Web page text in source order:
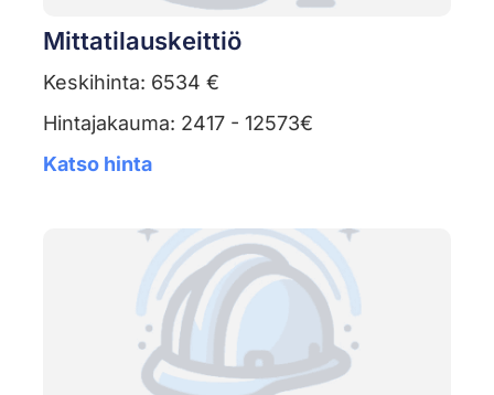
Mittatilauskeittiö
Keskihinta: 6534 €
Hintajakauma: 2417 - 12573€
Katso hinta